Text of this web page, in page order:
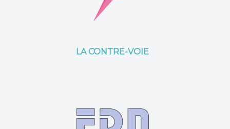
LA CONTRE-VOIE